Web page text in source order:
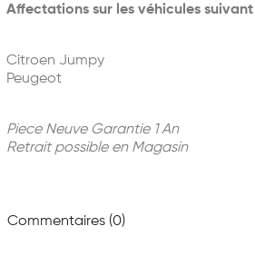
Affectations sur les véhicules suivant
Citroen Jumpy
Peugeot
Piece Neuve Garantie 1 An
Retrait possible en Magasin
Commentaires (0)